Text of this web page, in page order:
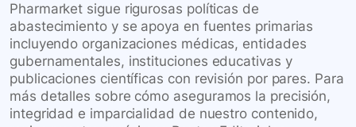
Pharmarket sigue rigurosas políticas de
abastecimiento y se apoya en fuentes primarias
incluyendo organizaciones médicas, entidades
gubernamentales, instituciones educativas y
publicaciones científicas con revisión por pares. Para
más detalles sobre cómo aseguramos la precisión,
integridad e imparcialidad de nuestro contenido,